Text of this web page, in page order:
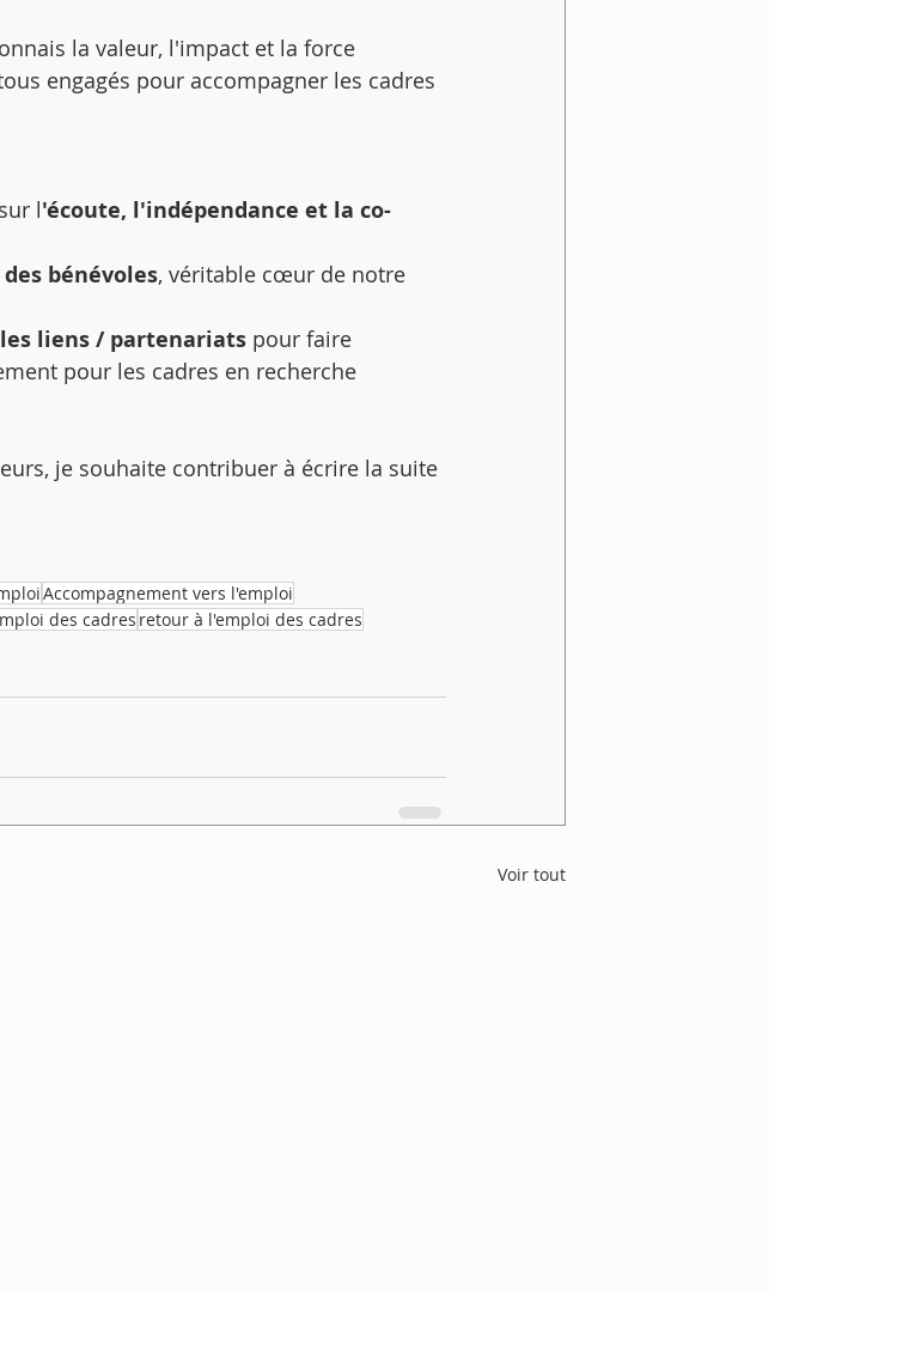
la valeur, l'impact et la force
engagés pour accompagner les cadres
l'écoute, l'indépendance et la co-
bénévoles, véritable cœur de notre
liens / partenariats pour faire
pour les cadres en recherche
je souhaite contribuer à écrire la suite
Accompagnement vers l'emploi
des cadres retour à l'emploi des cadres
Voir tout